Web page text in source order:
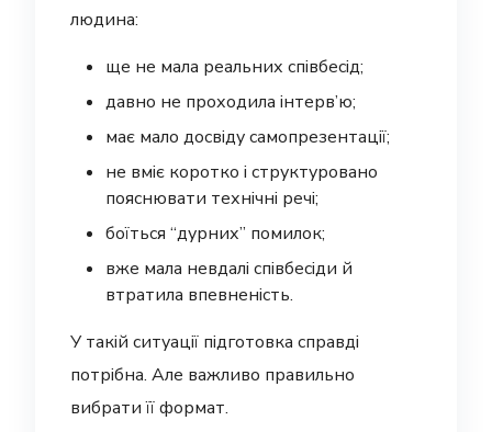
людина:
ще не мала реальних співбесід;
давно не проходила інтерв’ю;
має мало досвіду самопрезентації;
не вміє коротко і структуровано
пояснювати технічні речі;
боїться “дурних” помилок;
вже мала невдалі співбесіди й
втратила впевненість.
У такій ситуації підготовка справді
потрібна. Але важливо правильно
вибрати її формат.